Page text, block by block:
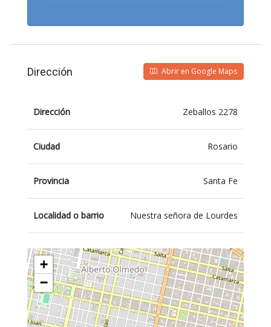
Dirección Abrir en Google Maps
Dirección Zeballos 2278
Ciudad Rosario
Provincia Santa Fe
Localidad o barrio Nuestra señora de Lourdes
+
−